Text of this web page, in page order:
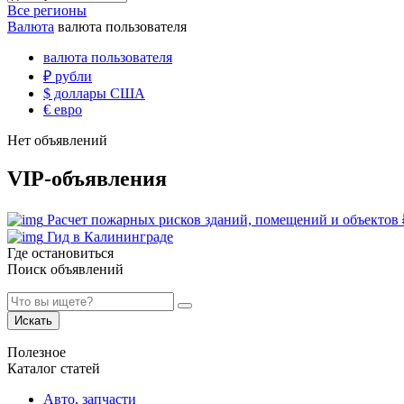
Все регионы
Валюта валюта пользователя
валюта пользователя
₽ рубли
$ доллары США
€ евро
Нет объявлений
VIP-объявления
Расчет пожарных рисков зданий, помещений и объектов
Гид в Калининграде
Где остановиться
Поиск объявлений
Искать
Полезное
Каталог статей
Авто, запчасти